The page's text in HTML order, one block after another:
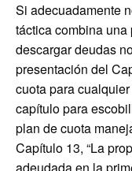
Si adecuadamente
táctica combina
descargar deudas
presentación del
cuota para
capítulo para
plan de cuota
Capítulo 13, “La